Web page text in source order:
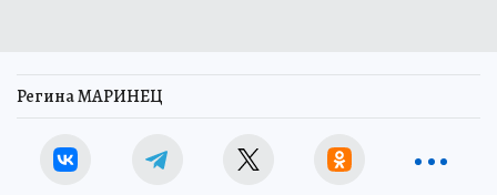
Регина МАРИНЕЦ